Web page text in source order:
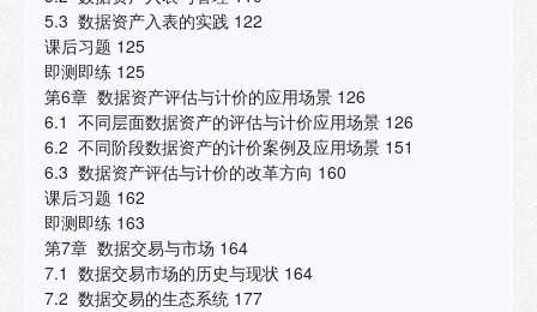
5.3 数据资产入表的实践 122
课后习题 125
即测即练 125
第6章 数据资产评估与计价的应用场景 126
6.1 不同层面数据资产的评估与计价应用场景 126
6.2 不同阶段数据资产的计价案例及应用场景 151
6.3 数据资产评估与计价的改革方向 160
课后习题 162
即测即练 163
第7章 数据交易与市场 164
7.1 数据交易市场的历史与现状 164
7.2 数据交易的生态系统 177